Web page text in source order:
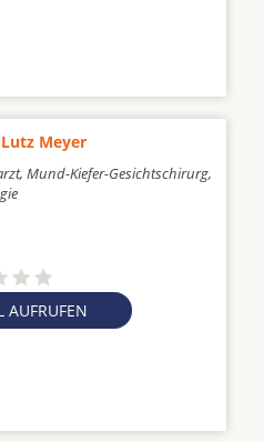
Meyer
Mund-Kiefer-Gesichtschirurg,
AUFRUFEN